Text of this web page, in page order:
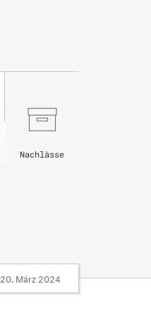
Nachlässe
20. März 2024